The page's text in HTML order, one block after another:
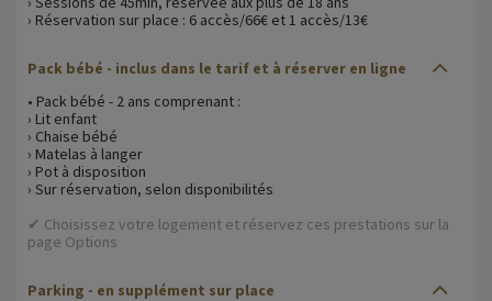
› Réservation sur place : 6 accès/66€ et 1 accès/13€
Pack bébé - inclus dans le tarif et à réserver en ligne
• Pack bébé - 2 ans comprenant :
› Lit enfant
› Chaise bébé
› Matelas à langer
› Pot à disposition
› Sur réservation, selon disponibilités
✔ Choisissez votre logement et réservez ces prestations sur la
page Options
Parking - en supplément sur place